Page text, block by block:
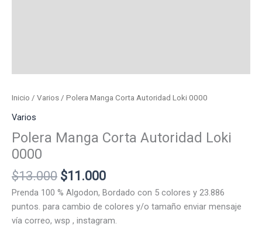
Inicio / Varios / Polera Manga Corta Autoridad Loki 0000
Varios
Polera Manga Corta Autoridad Loki
0000
$13.000 El
precio
original
era:
$11.000El
precio
actual
es:
Prenda 100 % Algodon, Bordado con 5 colores y 23.886
puntos. para cambio de colores y/o tamaño enviar mensaje
vía correo, wsp , instagram.